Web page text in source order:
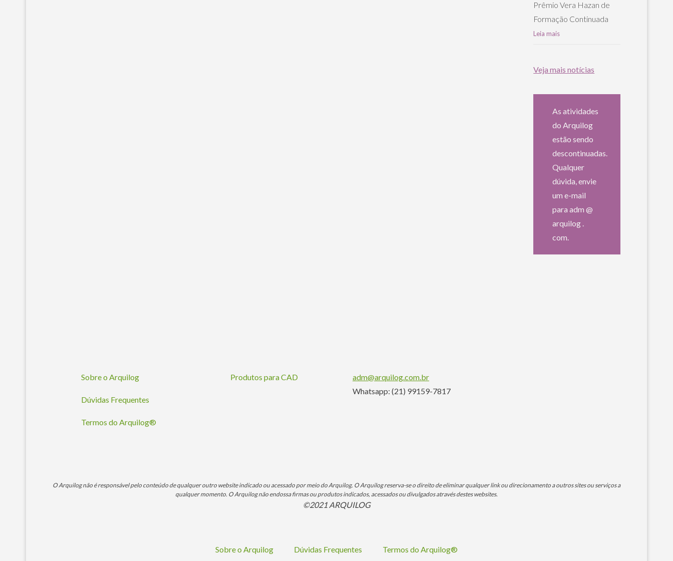
Prêmio Vera Hazan de
Formação Continuada
Leia mais
Veja mais notícias
As atividades
do Arquilog
estão sendo
descontinuadas.
Qualquer
dúvida, envie
um e-mail
para adm @
arquilog .
com.
Sobre o Arquilog
Dúvidas Frequentes
Termos do Arquilog®
Produtos para CAD
adm@arquilog.com.br
Whatsapp: (21) 99159-7817
O Arquilog não é responsável pelo conteúdo de qualquer outro website indicado ou acessado por meio do Arquilog. O Arquilog reserva-se o direito de eliminar qualquer link ou direcionamento a outros sites ou serviços a
qualquer momento. O Arquilog não endossa firmas ou produtos indicados, acessados ou divulgados através destes websites.
©2021 ARQUILOG
Sobre o Arquilog Dúvidas Frequentes Termos do Arquilog®